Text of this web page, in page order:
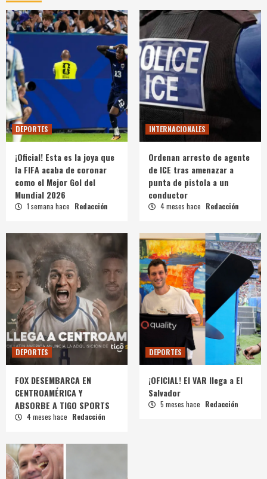
DEPORTES
¡Oficial! Esta es la joya que
la FIFA acaba de coronar
como el Mejor Gol del
Mundial 2026
1 semana hace Redacción
INTERNACIONALES
Ordenan arresto de agente
de ICE tras amenazar a
punta de pistola a un
conductor
4 meses hace Redacción
DEPORTES
FOX DESEMBARCA EN
CENTROAMÉRICA Y
ABSORBE A TIGO SPORTS
4 meses hace Redacción
DEPORTES
¡OFICIAL! El VAR llega a El
Salvador
5 meses hace Redacción